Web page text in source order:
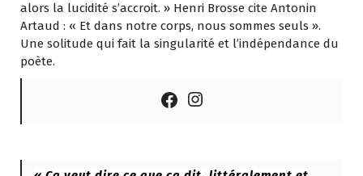
alors la lucidité s’accroit. » Henri Brosse cite Antonin
Artaud : « Et dans notre corps, nous sommes seuls ».
Une solitude qui fait la singularité et l’indépendance du
poète.
Facebook